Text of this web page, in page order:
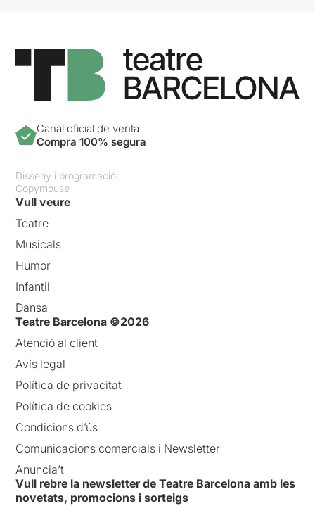
Canal oficial de venta
Compra 100% segura
Disseny i programació:
Copymouse
Vull veure
Teatre
Musicals
Humor
Infantil
Dansa
Teatre Barcelona ©2026
Atenció al client
Avís legal
Política de privacitat
Política de cookies
Condicions d’ús
Comunicacions comercials i Newsletter
Anuncia’t
Vull rebre la newsletter de Teatre Barcelona amb les
novetats, promocions i sorteigs